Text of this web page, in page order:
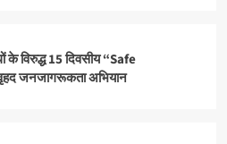
के विरुद्ध 15 दिवसीय “Safe
जनजागरूकता अभियान